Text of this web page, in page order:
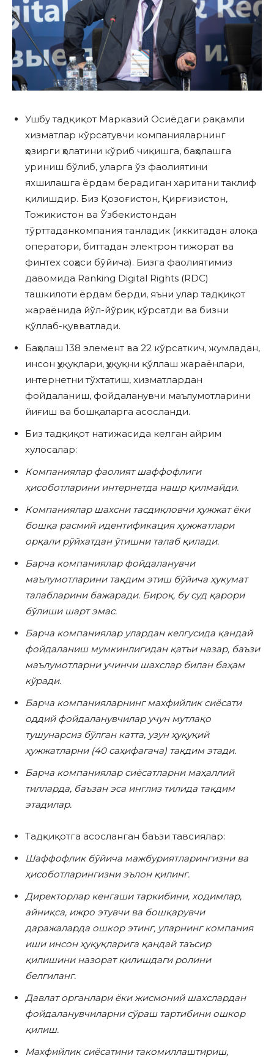
Ушбу тадқиқот Марказий Осиёдаги рақамли
хизматлар кўрсатувчи компанияларнинг
ҳозирги ҳолатини кўриб чиқишга, баҳолашга
уриниш бўлиб, уларга ўз фаолиятини
яхшилашга ёрдам берадиган харитани таклиф
қилишдир. Биз Қозоғистон, Қирғизистон,
Тожикистон ва Ўзбекистондан
тўрттаданкомпания танладик (иккитадан алоқа
оператори, биттадан электрон тижорат ва
финтех соҳаси бўйича). Бизга фаолиятимиз
давомида Ranking Digital Rights (RDC)
ташкилоти ёрдам берди, яъни улар тадқиқот
жараёнида йўл-йўриқ кўрсатди ва бизни
қўллаб-қувватлади.
Баҳолаш 138 элемент ва 22 кўрсаткич, жумладан,
инсон ҳуқуқлари, ҳуқуқни қўллаш жараёнлари,
интернетни тўхтатиш, хизматлардан
фойдаланиш, фойдаланувчи маълумотларини
йиғиш ва бошқаларга асосланди.
Биз тадқиқот натижасида келган айрим
хулосалар:
Компаниялар фаолият шаффофлиги
ҳисоботларини интернетда нашр қилмайди.
Компаниялар шахсни тасдиқловчи ҳужжат ёки
бошқа расмий идентификация ҳужжатлари
орқали рўйхатдан ўтишни талаб қилади.
Барча компаниялар фойдаланувчи
маълумотларини тақдим этиш бўйича ҳукумат
талабларини бажаради. Бироқ, бу суд қарори
бўлиши шарт эмас.
Барча компаниялар улардан келгусида қандай
фойдаланиш мумкинлигидан қатъи назар, баъзи
маълумотларни учинчи шахслар билан баҳам
кўради.
Барча компанияларнинг махфийлик сиёсати
оддий фойдаланувчилар учун мутлақо
тушунарсиз бўлган катта, узун ҳуқуқий
ҳужжатларни (40 саҳифагача) тақдим этади.
Барча компаниялар сиёсатларни маҳаллий
тилларда, баъзан эса инглиз тилида тақдим
этадилар.
Тадқиқотга асосланган баъзи тавсиялар:
Шаффофлик бўйича мажбуриятларингизни ва
ҳисоботларингизни эълон қилинг.
Директорлар кенгаши таркибини, ходимлар,
айниқса, ижро этувчи ва бошқарувчи
даражаларда ошкор этинг, уларнинг компания
иши инсон ҳуқуқларига қандай таъсир
қилишини назорат қилишдаги ролини
белгиланг.
Давлат органлари ёки жисмоний шахслардан
фойдаланувчиларни сўраш тартибини ошкор
қилиш.
Махфийлик сиёсатини такомиллаштириш,